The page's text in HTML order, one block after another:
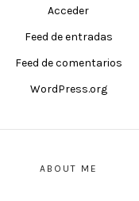
Acceder
Feed de entradas
Feed de comentarios
WordPress.org
ABOUT ME